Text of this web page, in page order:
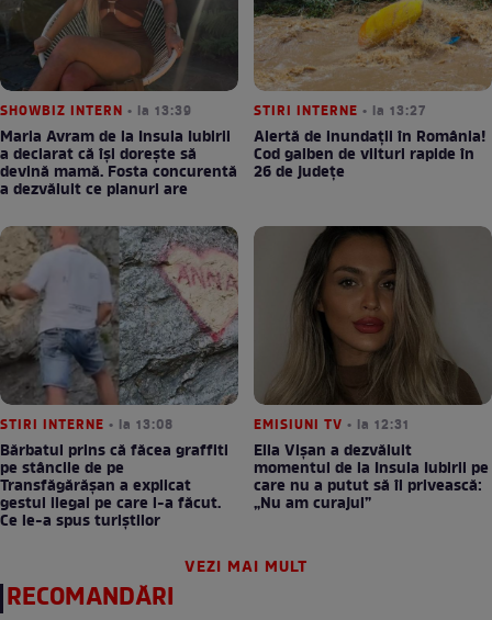
SHOWBIZ INTERN • la 13:39
Maria Avram de la Insula Iubirii
a declarat că își dorește să
devină mamă. Fosta concurentă
a dezvăluit ce planuri are
STIRI INTERNE • la 13:27
Alertă de inundații în România!
Cod galben de viituri rapide în
26 de județe
STIRI INTERNE • la 13:08
Bărbatul prins că făcea graffiti
pe stâncile de pe
Transfăgărășan a explicat
gestul ilegal pe care l-a făcut.
Ce le-a spus turiștilor
EMISIUNI TV • la 12:31
Ella Vișan a dezvăluit
momentul de la Insula Iubirii pe
care nu a putut să îl privească:
„Nu am curajul”
VEZI MAI MULT
RECOMANDĂRI